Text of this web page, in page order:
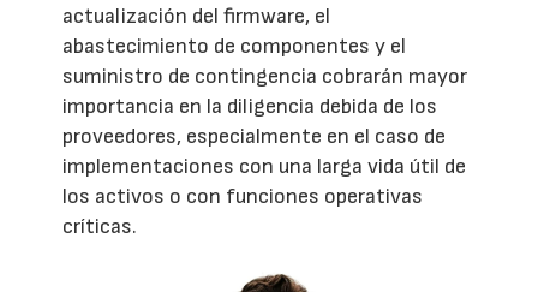
actualización del firmware, el
abastecimiento de componentes y el
suministro de contingencia cobrarán mayor
importancia en la diligencia debida de los
proveedores, especialmente en el caso de
implementaciones con una larga vida útil de
los activos o con funciones operativas
críticas.